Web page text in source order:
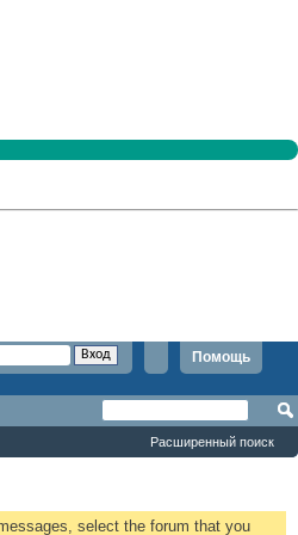
Помощь
Расширенный поиск
select the forum that you